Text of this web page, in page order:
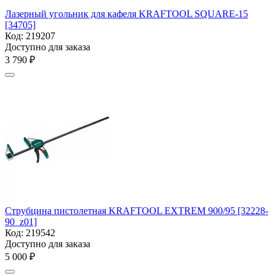
Лазерный угольник для кафеля KRAFTOOL SQUARE-15
[34705]
Код: 219207
Доступно для заказа
3 790 ₽
Струбцина пистолетная KRAFTOOL EXTREM 900/95 [32228-
90_z01]
Код: 219542
Доступно для заказа
5 000 ₽